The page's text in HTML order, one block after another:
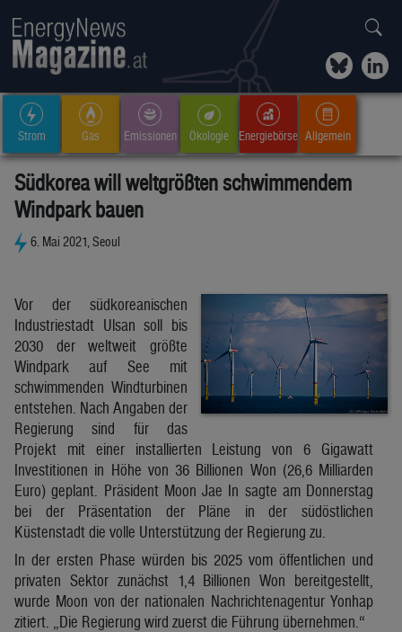
Strom Gas Emissionen Ökologie Energiebörse Allgemein
Südkorea will weltgrößten schwimmendem
Windpark bauen
6. Mai 2021, Seoul
Vor der südkoreanischen
Industriestadt Ulsan soll bis
2030 der weltweit größte
Windpark auf See mit
schwimmenden Windturbinen
entstehen. Nach Angaben der
Regierung sind für das
Projekt mit einer installierten Leistung von 6 Gigawatt
Investitionen in Höhe von 36 Billionen Won (26,6 Milliarden
Euro) geplant. Präsident Moon Jae In sagte am Donnerstag
bei der Präsentation der Pläne in der südöstlichen
Küstenstadt die volle Unterstützung der Regierung zu.
In der ersten Phase würden bis 2025 vom öffentlichen und
privaten Sektor zunächst 1,4 Billionen Won bereitgestellt,
wurde Moon von der nationalen Nachrichtenagentur Yonhap
zitiert. „Die Regierung wird zuerst die Führung übernehmen.“